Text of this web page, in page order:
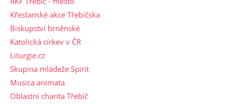
Křesťanské akce Třebíčska
Biskupství brněnské
Katolická církev v ČR
Liturgie.cz
Skupina mládeže Spirit
Musica animata
Oblastní charita Třebíč